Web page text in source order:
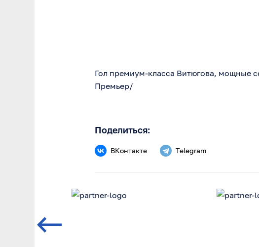
Гол премиум-класса Витюгова, мощные
Премьер/
Поделиться:
ВКонтакте Telegram